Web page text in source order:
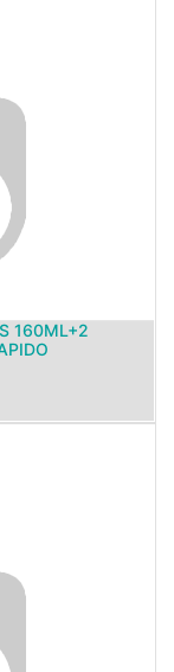
160ML+2